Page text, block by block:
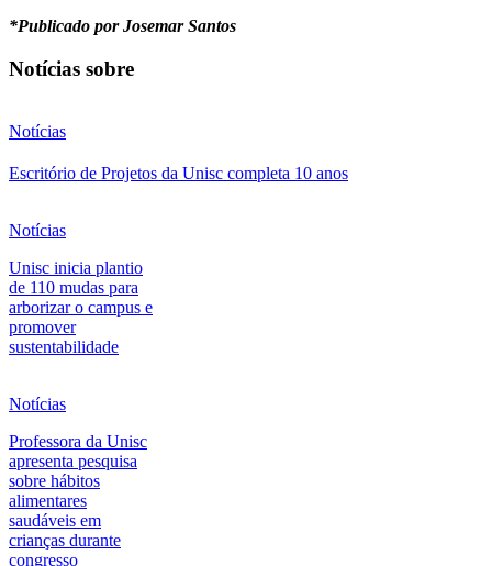
*Publicado por Josemar Santos
Notícias sobre
Notícias
Escritório de Projetos da Unisc completa 10 anos
Notícias
Unisc inicia plantio
de 110 mudas para
arborizar o campus e
promover
sustentabilidade
Notícias
Professora da Unisc
apresenta pesquisa
sobre hábitos
alimentares
saudáveis em
crianças durante
congresso